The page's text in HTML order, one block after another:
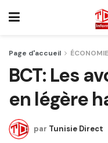
Page d'accueil ÉCONOMIE
BCT: Les
en légère
par Tunisie Direct